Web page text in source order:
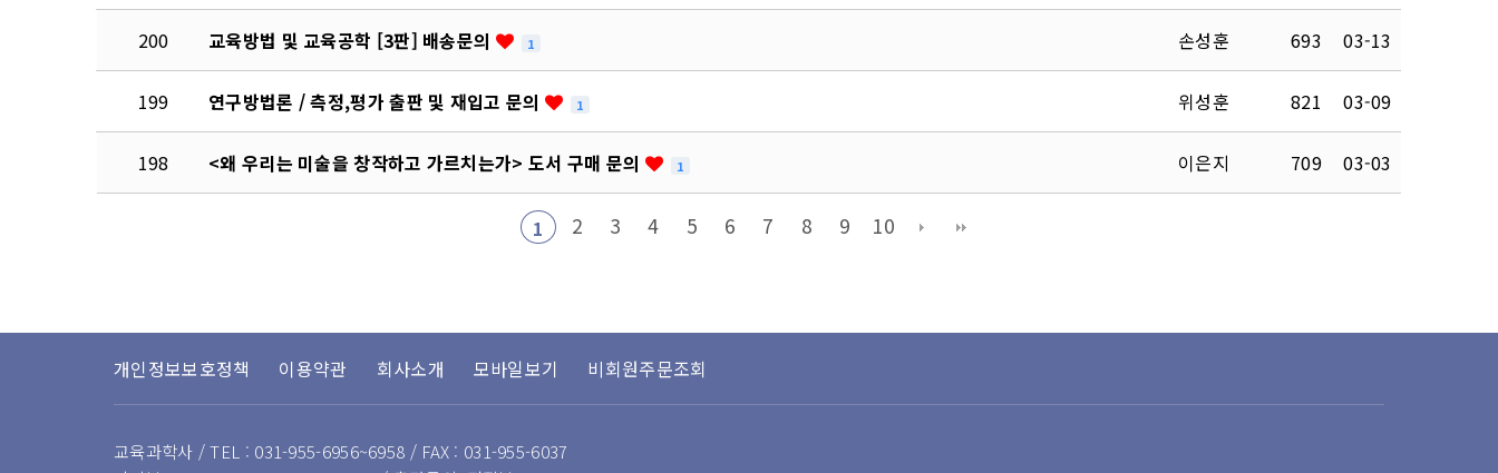
200 교육방법 및 교육공학 [3판] 배송문의 1 손성훈 693 03-13
199 연구방법론 / 측정,평가 출판 및 재입고 문의 1 위성훈 821 03-09
198 <왜 우리는 미술을 창작하고 가르치는가> 도서 구매 문의 1 이은지 709 03-03
1 2 3 4 5 6 7 8 9 10
개인정보보호정책 이용약관 회사소개 모바일보기 비회원주문조회
교육과학사 / TEL : 031-955-6956~6958 / FAX : 031-955-6037